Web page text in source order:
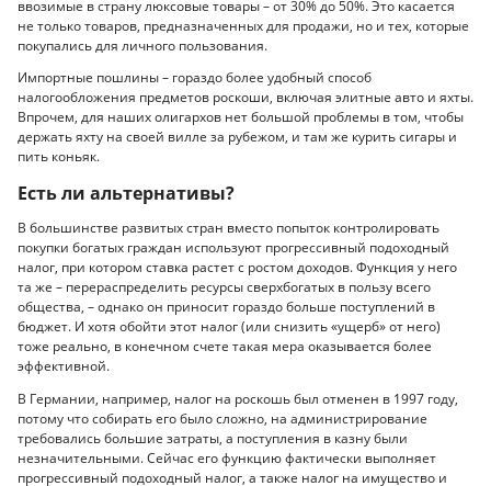
ввозимые в страну люксовые товары – от 30% до 50%. Это касается
не только товаров, предназначенных для продажи, но и тех, которые
покупались для личного пользования.
Импортные пошлины – гораздо более удобный способ
налогообложения предметов роскоши, включая элитные авто и яхты.
Впрочем, для наших олигархов нет большой проблемы в том, чтобы
держать яхту на своей вилле за рубежом, и там же курить сигары и
пить коньяк.
Есть ли альтернативы?
В большинстве развитых стран вместо попыток контролировать
покупки богатых граждан используют прогрессивный подоходный
налог, при котором ставка растет с ростом доходов. Функция у него
та же – перераспределить ресурсы сверхбогатых в пользу всего
общества, – однако он приносит гораздо больше поступлений в
бюджет. И хотя обойти этот налог (или снизить «ущерб» от него)
тоже реально, в конечном счете такая мера оказывается более
эффективной.
В Германии, например, налог на роскошь был отменен в 1997 году,
потому что собирать его было сложно, на администрирование
требовались большие затраты, а поступления в казну были
незначительными. Сейчас его функцию фактически выполняет
прогрессивный подоходный налог, а также налог на имущество и